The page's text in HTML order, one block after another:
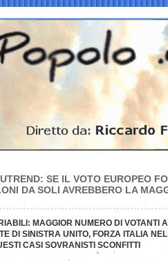
SE IL VOTO EUROPEO
DA SOLI AVREBBERO LA
MAGGIOR NUMERO DI VOTANTI
DI SINISTRA UNITO, FORZA ITALIA
CASI SOVRANISTI SCONFITTI